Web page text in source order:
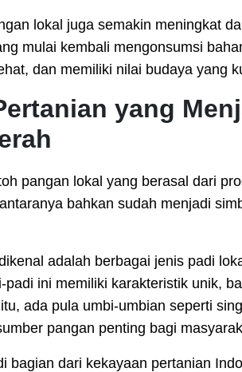
lokal juga semakin meningkat
mulai kembali mengonsumsi
dan memiliki nilai budaya yang
yang
pangan lokal yang berasal dari
bahkan sudah menjadi
adalah berbagai jenis padi
ini memiliki karakteristik unik,
ada pula umbi-umbian seperti
pangan penting bagi
bagian dari kekayaan pertanian